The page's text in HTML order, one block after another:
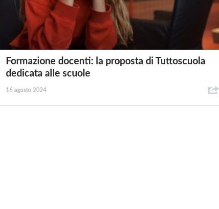
Formazione docenti: la proposta di Tuttoscuola
dedicata alle scuole
16 agosto 2024